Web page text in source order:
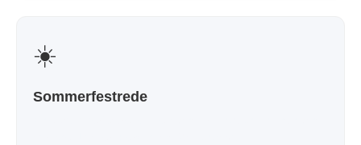
☀️
Sommerfestrede